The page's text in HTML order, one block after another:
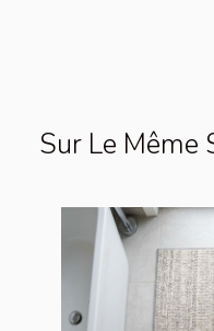
Sur Le Même